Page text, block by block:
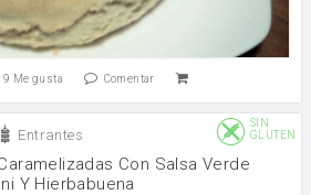
9 Me gusta Comentar
Entrantes
SIN
GLUTEN
Con Salsa Verde
Y Hierbabuena